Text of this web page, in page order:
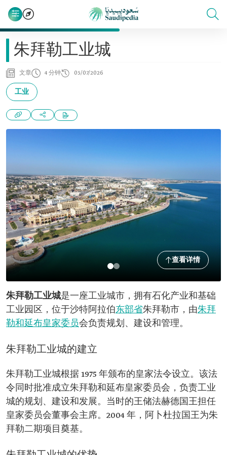
朱拜勒工业城
文章 4 分钟 05/07/2026
工业
查看详情
朱拜勒工业城是一座工业城市，拥有石化产业和基础
工业园区，位于沙特阿拉伯东部省朱拜勒市，由朱拜
勒和延布皇家委员会负责规划、建设和管理。
朱拜勒工业城的建立
朱拜勒工业城根据 1975 年颁布的皇家法令设立。该法
令同时批准成立朱拜勒和延布皇家委员会，负责工业
城的规划、建设和发展。当时的王储法赫德国王担任
皇家委员会董事会主席。2004 年，阿卜杜拉国王为朱
拜勒二期项目奠基。